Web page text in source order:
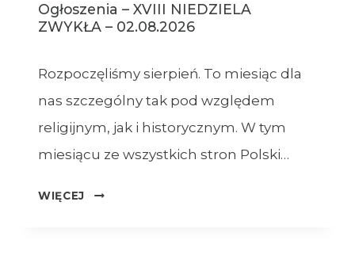
Ogłoszenia – XVIII NIEDZIELA
ZWYKŁA – 02.08.2026
Rozpoczęliśmy sierpień. To miesiąc dla
nas szczególny tak pod względem
religijnym, jak i historycznym. W tym
miesiącu ze wszystkich stron Polski…
WIĘCEJ
OGŁOSZENIA